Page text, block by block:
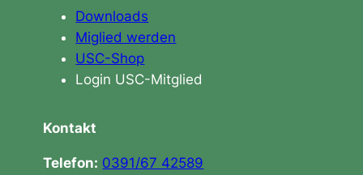
Downloads
Miglied werden
USC-Shop
Login USC-Mitglied
Kontakt
Telefon: 0391/67 42589